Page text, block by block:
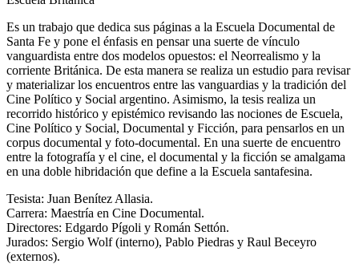
Es un trabajo que dedica sus páginas a la Escuela Documental de
Santa Fe y pone el énfasis en pensar una suerte de vínculo
vanguardista entre dos modelos opuestos: el Neorrealismo y la
corriente Británica. De esta manera se realiza un estudio para revisar
y materializar los encuentros entre las vanguardias y la tradición del
Cine Político y Social argentino. Asimismo, la tesis realiza un
recorrido histórico y epistémico revisando las nociones de Escuela,
Cine Político y Social, Documental y Ficción, para pensarlos en un
corpus documental y foto-documental. En una suerte de encuentro
entre la fotografía y el cine, el documental y la ficción se amalgama
en una doble hibridación que define a la Escuela santafesina.
Tesista: Juan Benítez Allasia.
Carrera: Maestría en Cine Documental.
Directores: Edgardo Pígoli y Román Settón.
Jurados: Sergio Wolf (interno), Pablo Piedras y Raul Beceyro
(externos).